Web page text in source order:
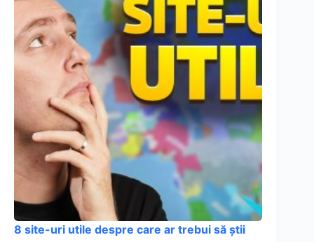
8 site-uri utile despre care ar trebui să știi